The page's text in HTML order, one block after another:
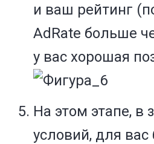
и ваш рейтинг
AdRate больше
у вас хорошая
На этом этапе, в
условий, для вас